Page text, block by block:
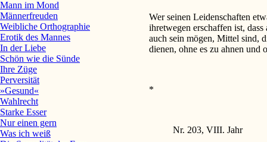
Wer seinen Leidenschaften
ihretwegen erschaffen ist,
auch sein mögen, Mittel sind,
dienen, ohne es zu ahnen und
*
Nr. 203, VIII. Jahr
Mann im Mond
Männerfreuden
Weibliche Orthographie
Erotik des Mannes
In der Liebe
Schön wie die Sünde
Ihre Züge
Perversität
»Gesund«
Wahlrecht
Starke Esser
Nur einen gern
Was ich weiß